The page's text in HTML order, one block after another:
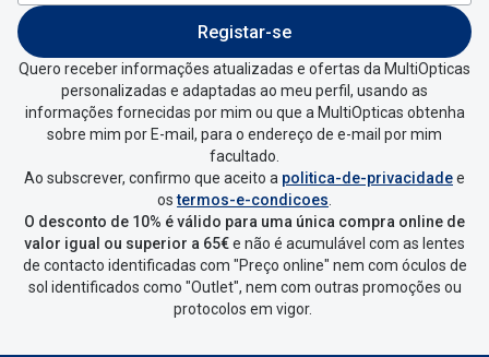
Registar-se
Quero receber informações atualizadas e ofertas da MultiOpticas
personalizadas e adaptadas ao meu perfil, usando as
informações fornecidas por mim ou que a MultiOpticas obtenha
sobre mim por E-mail, para o endereço de e-mail por mim
facultado.
Ao subscrever, confirmo que aceito a politica-de-privacidadee
ostermos-e-condicoes.
O desconto de 10% é válido para uma única compra online de
valor igual ou superior a 65€e não é acumulável com as lentes
de contacto identificadas com "Preço online" nem com óculos de
sol identificados como "Outlet", nem com outras promoções ou
protocolos em vigor.